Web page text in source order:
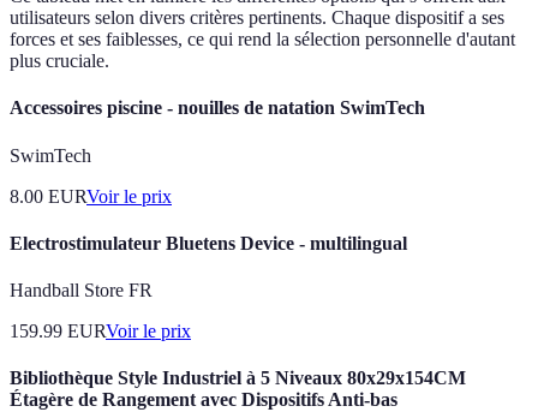
utilisateurs selon divers critères pertinents. Chaque dispositif a ses
forces et ses faiblesses, ce qui rend la sélection personnelle d'autant
plus cruciale.
Accessoires piscine - nouilles de natation SwimTech
SwimTech
8.00 EURVoir le prix
Electrostimulateur Bluetens Device - multilingual
Handball Store FR
159.99 EURVoir le prix
Bibliothèque Style Industriel à 5 Niveaux 80x29x154CM
Étagère de Rangement avec Dispositifs Anti-bas